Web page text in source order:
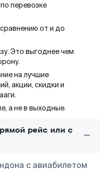
перевозке
от и до
Это выгоднее чем
на лучшие
акции, скидки и
а не в выходные.
рейс или с
с авиабилетом